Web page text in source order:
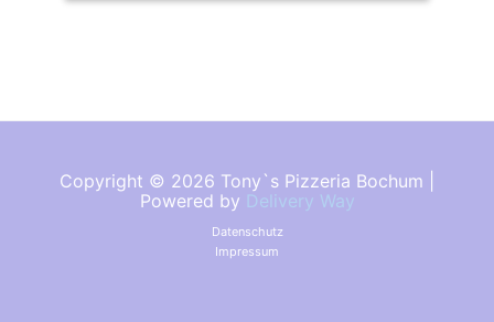
Copyright © 2026 Tony`s Pizzeria Bochum |
Powered by Delivery Way
Datenschutz
Impressum